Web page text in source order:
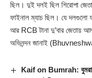
ছিল। দুই দলই ছিল শিরোপা
ফাইনাল ম্যাচ ছিল। যে দলগুলো
আর RCB টানা দু’বার জেতায়
অভিনন্দন জানাই (
Kaif on Bumrah: